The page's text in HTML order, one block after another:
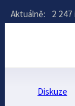
Aktuálně: 2
Diskuze